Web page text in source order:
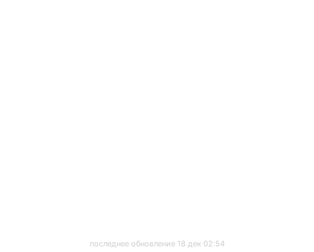
последнее обновление 18 дек 02:54